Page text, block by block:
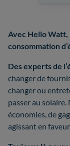
Avec Hello
consommation
Des experts de
changer de
changer ou
passer au
économies, de
agissant en